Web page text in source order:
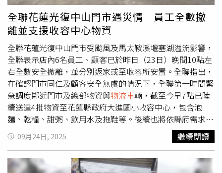
全聯花蓮光復中山門市遇災情 員工全數撤
離並支援收容中心物資
全聯花蓮光復中山門市受颱風及馬太鞍溪堰塞湖溢流影響，
全聯表示店內6名員工、顧客已於昨日（23日）晚間10點左
右全數安全撤離，並分別返家或至收容所安置。全聯指出，
在確認門市同仁及顧客安全無虞的情況下，全聯第一時間緊
急調度鄰近門市及總部物資與物流車輛，截至今早7點已陸
續送達4批物資至花蓮縣政府大進國小收容中心，包含泡
麵、乾糧、甜粥、飲用水及拖鞋等。後續也將依縣府需求持
續提供支援，協助地方度過本次災情。全聯陸續送達4批物
資至花蓮縣政府大進國小收容中心。（圖／全聯提供）全聯
陸續送達4批物資至花蓮縣政府大進國小收容中心。（圖／
全聯提供）
09月24日, 2025 繼續閱讀